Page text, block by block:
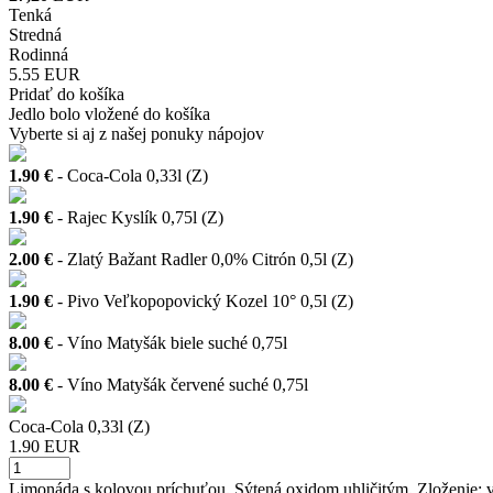
Tenká
Stredná
Rodinná
5.55 EUR
Pridať do košíka
Jedlo bolo vložené do košíka
Vyberte si aj z našej ponuky nápojov
1.90 € - Coca-Cola 0,33l (Z)
1.90 € - Rajec Kyslík 0,75l (Z)
2.00 € - Zlatý Bažant Radler 0,0% Citrón 0,5l (Z)
1.90 € - Pivo Veľkopopovický Kozel 10° 0,5l (Z)
8.00 € - Víno Matyšák biele suché 0,75l
8.00 € - Víno Matyšák červené suché 0,75l
Coca-Cola 0,33l (Z)
1.90 EUR
Limonáda s kolovou príchuťou. Sýtená oxidom uhličitým.